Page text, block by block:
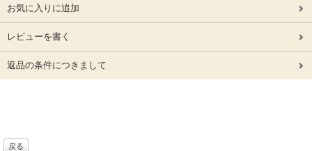
お気に入りに追加
レビューを書く
返品の条件につきまして
戻る